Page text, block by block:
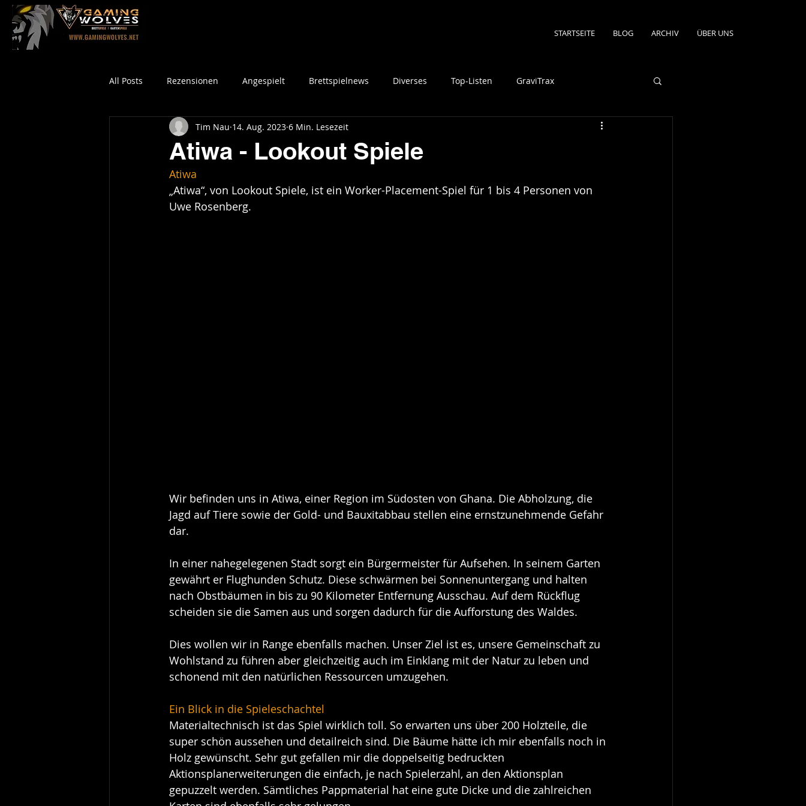
STARTSEITE BLOG ARCHIV ÜBER UNS
All Posts Rezensionen Angespielt Brettspielnews Diverses Top-Listen GraviTrax
Atiwa - Lookout Spiele
Tim Nau 14. Aug. 2023 6 Min. Lesezeit
Atiwa
„Atiwa“, von Lookout Spiele, ist ein Worker-Placement-Spiel für 1 bis 4 Personen von
Uwe Rosenberg.
Wir befinden uns in Atiwa, einer Region im Südosten von Ghana. Die Abholzung, die
Jagd auf Tiere sowie der Gold- und Bauxitabbau stellen eine ernstzunehmende Gefahr
dar.
In einer nahegelegenen Stadt sorgt ein Bürgermeister für Aufsehen. In seinem Garten
gewährt er Flughunden Schutz. Diese schwärmen bei Sonnenuntergang und halten
nach Obstbäumen in bis zu 90 Kilometer Entfernung Ausschau. Auf dem Rückflug
scheiden sie die Samen aus und sorgen dadurch für die Aufforstung des Waldes.
Dies wollen wir in Range ebenfalls machen. Unser Ziel ist es, unsere Gemeinschaft zu
Wohlstand zu führen aber gleichzeitig auch im Einklang mit der Natur zu leben und
schonend mit den natürlichen Ressourcen umzugehen.
Ein Blick in die Spieleschachtel
Materialtechnisch ist das Spiel wirklich toll. So erwarten uns über 200 Holzteile, die
super schön aussehen und detailreich sind. Die Bäume hätte ich mir ebenfalls noch in
Holz gewünscht. Sehr gut gefallen mir die doppelseitig bedruckten
Aktionsplanerweiterungen die einfach, je nach Spielerzahl, an den Aktionsplan
gepuzzelt werden. Sämtliches Pappmaterial hat eine gute Dicke und die zahlreichen